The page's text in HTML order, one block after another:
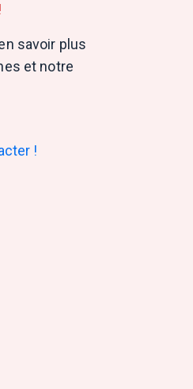
savoir plus
et notre
!